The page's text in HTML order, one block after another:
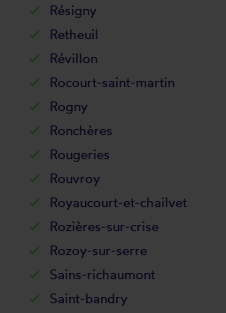
Résigny
Retheuil
Révillon
Rocourt-saint-martin
Rogny
Ronchères
Rougeries
Rouvroy
Royaucourt-et-chailvet
Rozières-sur-crise
Rozoy-sur-serre
Sains-richaumont
Saint-bandry